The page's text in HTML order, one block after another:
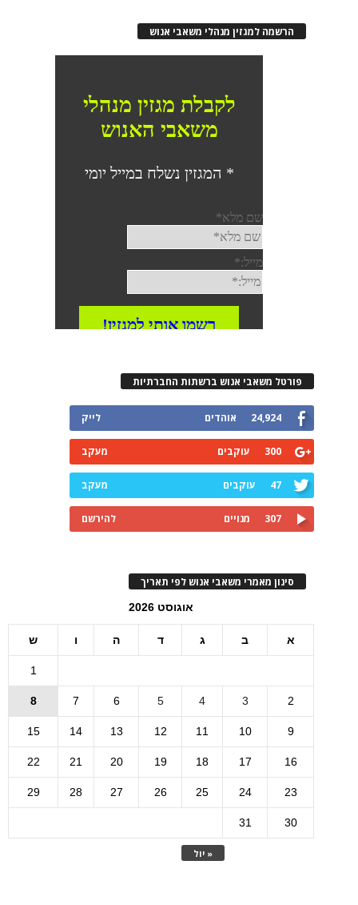
הרשמה למגזין מנהלי משאבי אנוש
פורטל משאבי אנוש ברשתות החברתיות
24,924 אוהדים לייק
300 עוקבים מעקב
47 עוקבים מעקב
307 מנויים להירשם
סינון מאמרי משאבי אנוש לפי תאריך
אוגוסט 2026
א ב ג ד ה ו ש
« יול
1
2
3
4
5
6
7
8
9
10
11
12
13
14
15
16
17
18
19
20
21
22
23
24
25
26
27
28
29
30
31